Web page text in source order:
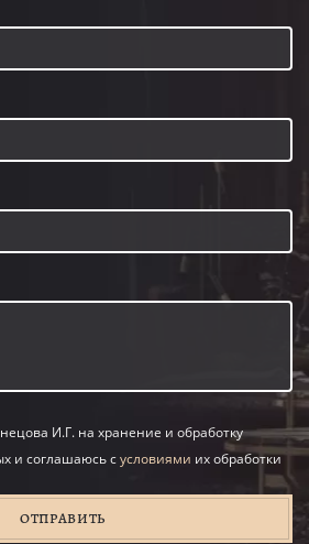
И.Г. на хранение и обработку
и соглашаюсь сусловиями их обработки
ОТПРАВИТЬ